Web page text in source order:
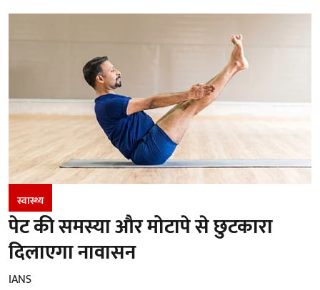
स्वास्थ्य
पेट की समस्या और मोटापे से छुटकारा
दिलाएगा नावासन
IANS